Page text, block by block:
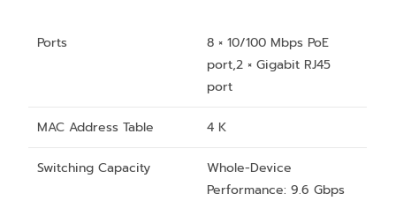
Ports
8 × 10/100 Mbps PoE
port,2 × Gigabit RJ45
port
MAC Address Table 4 K
Switching Capacity
Whole-Device
Performance: 9.6 Gbps